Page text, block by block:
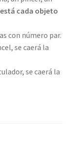
cada objeto
con número par.
se caerá la
se caerá la